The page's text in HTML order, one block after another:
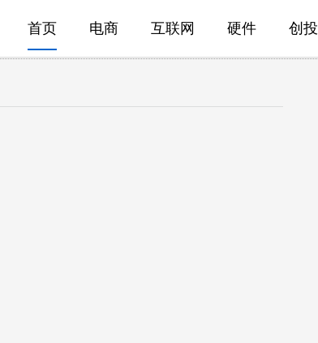
首页 电商 互联网 硬件 创投